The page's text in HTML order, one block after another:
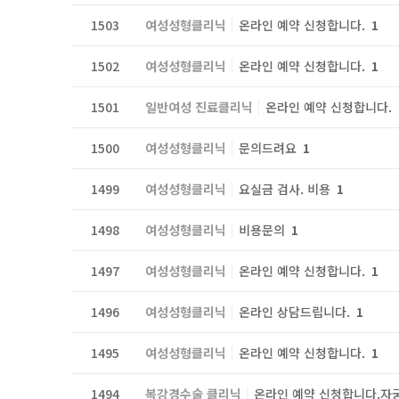
1503 여성성형클리닉 온라인 예약 신청합니다. 1
1502 여성성형클리닉 온라인 예약 신청합니다. 1
1501 일반여성 진료클리닉 온라인 예약 신청합니다.
1500 여성성형클리닉 문의드려요 1
1499 여성성형클리닉 요실금 검사. 비용 1
1498 여성성형클리닉 비용문의 1
1497 여성성형클리닉 온라인 예약 신청합니다. 1
1496 여성성형클리닉 온라인 상담드립니다. 1
1495 여성성형클리닉 온라인 예약 신청합니다. 1
1494 복강경수술 클리닉 온라인 예약 신청합니다.자